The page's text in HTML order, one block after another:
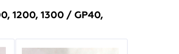
1200, 1300 / GP40,